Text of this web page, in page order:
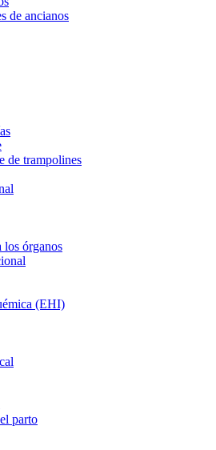
de ancianos
de trampolines
los órganos
(EHI)
parto